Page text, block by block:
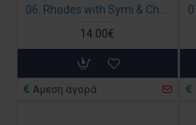
06. Rhodes with Symi & Chalki Coloured Edition - McGilchrist’s Greek Islands (Book in English)
14.00€
Άμεση αγορά